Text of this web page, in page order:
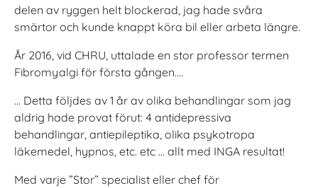
delen av ryggen helt blockerad, jag hade svåra
smärtor och kunde knappt köra bil eller arbeta längre.
År 2016, vid CHRU, uttalade en stor professor termen
Fibromyalgi för första gången….
… Detta följdes av 1 år av olika behandlingar som jag
aldrig hade provat förut: 4 antidepressiva
behandlingar, antiepileptika, olika psykotropa
läkemedel, hypnos, etc. etc … allt med INGA resultat!
Med varje ”Stor” specialist eller chef för